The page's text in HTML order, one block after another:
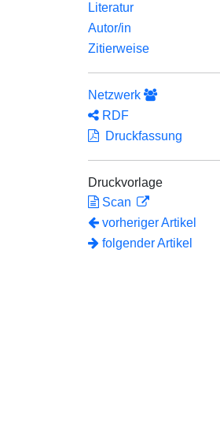
Literatur
Autor/in
Zitierweise
Netzwerk
RDF
Druckfassung
Druckvorlage
Scan
vorheriger Artikel
folgender Artikel